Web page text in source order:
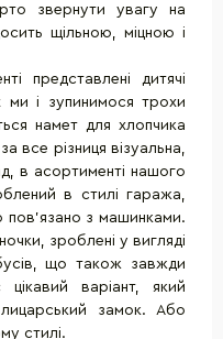
звернути увагу на
щільною, міцною і
представлені дитячі
ми і зупинимося трохи
намет для хлопчика
все різниця візуальна,
в асортименті нашого
в стилі гаража,
пов'язано з машинками.
зроблені у вигляді
що також завжди
варіант, який
замок. Або
стилі.